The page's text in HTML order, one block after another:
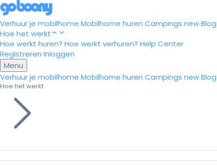
Verhuur je mobilhome Mobilhome huren Campings newBlog
Hoe het werkt
Hoe werkt huren? Hoe werkt verhuren? Help Center
Registreren Inloggen
Menu
Verhuur je mobilhome Mobilhome huren Campings newBlog
Hoe het werkt